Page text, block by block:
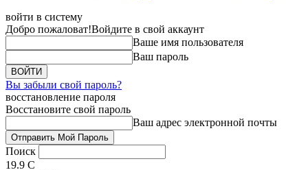
войти в систему
Добро пожаловат!Войдите в свой аккаунт
Ваше имя пользователя
Ваш пароль
Вы забыли свой пароль?
восстановление пароля
Восстановите свой пароль
Ваш адрес электронной почты
Поиск
19.9 C